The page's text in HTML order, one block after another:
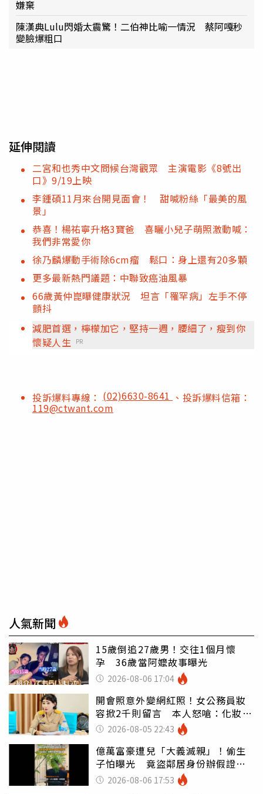
嫌棄
陳漢典Lulu閃婚太震驚！二伯神比喻一情況 蔡阿嘎秒
變臉爆粗口
延伸閱讀
二宮和也秀中文問候台灣觀眾 主演電影《8號出
口》9/19上映
李鍾碩11月來台開見面會！ 甜喊粉絲「最美的風
景」
恭喜！楊祐寧升格3寶爸 喜曬小兒子萌照激動喊：
我們非常愛你
徐乃麟爆動手術除6cm瘤 鬆口：身上還有20多顆
更多最新熱門議題：中聯致癌油風暴
66歲黃仲崑曝健康狀況 坦言「罹罕病」左手不停
顫抖
減肥首選，檸檬加它，堅持一週，腰細了，瘦到你
懷疑人生 PR
投訴爆料專線： (02)6630-8641 、投訴爆料信箱：
119@ctwant.com
人氣新聞
15歲倒追27歲男！交往1個月懷
孕 36歲當阿嬤故事曝光
2026-08-06 17:04
開會照意外變網紅照！女公務員妝
容掀2千則留言 本人怒嗆：化妝有
錯嗎2026-08-05 22:43
億萬富豪遭兒「大義滅親」！偷生
子怕曝光 竟盜鄰居身份辦假證落
戶 2026-08-06 17:53